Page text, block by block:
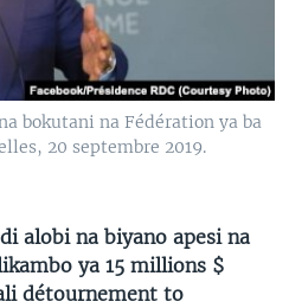
bokutani na Fédération ya ba
20 septembre 2019.
alobi na biyano apesi na
ya 15 millions $
détournement to